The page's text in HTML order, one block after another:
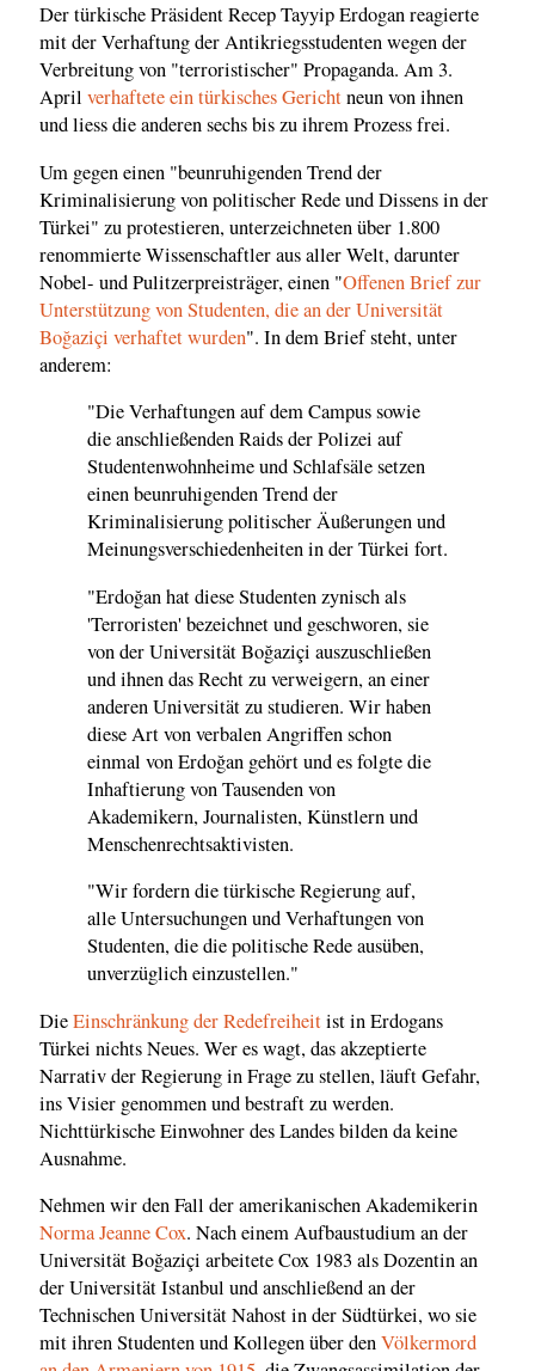
Der türkische Präsident Recep Tayyip Erdogan reagierte
mit der Verhaftung der Antikriegsstudenten wegen der
Verbreitung von "terroristischer" Propaganda. Am 3.
April verhaftete ein türkisches Gerichtneun von ihnen
und liess die anderen sechs bis zu ihrem Prozess frei.
Um gegen einen "beunruhigenden Trend der
Kriminalisierung von politischer Rede und Dissens in der
Türkei" zu protestieren, unterzeichneten über 1.800
renommierte Wissenschaftler aus aller Welt, darunter
Nobel- und Pulitzerpreisträger, einen "Offenen Brief zur
Unterstützung von Studenten, die an der Universität
Boğaziçi verhaftet wurden". In dem Brief steht, unter
anderem:
"Die Verhaftungen auf dem Campus sowie
die anschließenden Raids der Polizei auf
Studentenwohnheime und Schlafsäle setzen
einen beunruhigenden Trend der
Kriminalisierung politischer Äußerungen und
Meinungsverschiedenheiten in der Türkei fort.
"Erdoğan hat diese Studenten zynisch als
'Terroristen' bezeichnet und geschworen, sie
von der Universität Boğaziçi auszuschließen
und ihnen das Recht zu verweigern, an einer
anderen Universität zu studieren. Wir haben
diese Art von verbalen Angriffen schon
einmal von Erdoğan gehört und es folgte die
Inhaftierung von Tausenden von
Akademikern, Journalisten, Künstlern und
Menschenrechtsaktivisten.
"Wir fordern die türkische Regierung auf,
alle Untersuchungen und Verhaftungen von
Studenten, die die politische Rede ausüben,
unverzüglich einzustellen."
DieEinschränkung der Redefreiheitist in Erdogans
Türkei nichts Neues. Wer es wagt, das akzeptierte
Narrativ der Regierung in Frage zu stellen, läuft Gefahr,
ins Visier genommen und bestraft zu werden.
Nichttürkische Einwohner des Landes bilden da keine
Ausnahme.
Nehmen wir den Fall der amerikanischen Akademikerin
Norma Jeanne Cox. Nach einem Aufbaustudium an der
Universität Boğaziçi arbeitete Cox 1983 als Dozentin an
der Universität Istanbul und anschließend an der
Technischen Universität Nahost in der Südtürkei, wo sie
mit ihren Studenten und Kollegen über denVölkermord